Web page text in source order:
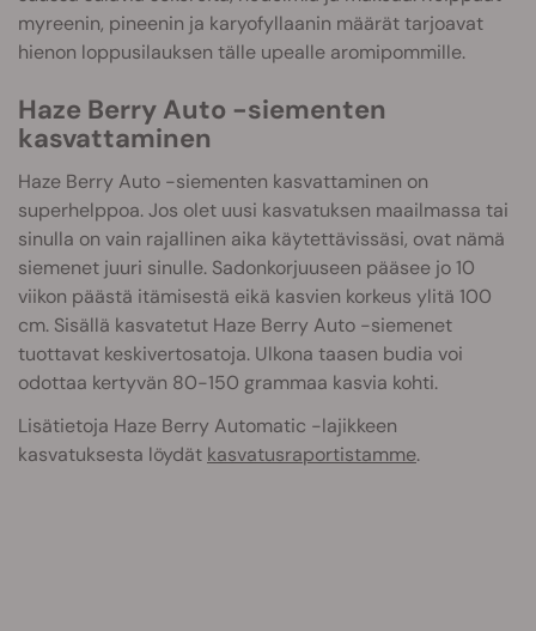
myreenin, pineenin ja karyofyllaanin määrät tarjoavat
hienon loppusilauksen tälle upealle aromipommille.
Haze Berry Auto -siementen
kasvattaminen
Haze Berry Auto -siementen kasvattaminen on
superhelppoa. Jos olet uusi kasvatuksen maailmassa tai
sinulla on vain rajallinen aika käytettävissäsi, ovat nämä
siemenet juuri sinulle. Sadonkorjuuseen pääsee jo 10
viikon päästä itämisestä eikä kasvien korkeus ylitä 100
cm. Sisällä kasvatetut Haze Berry Auto -siemenet
tuottavat keskivertosatoja. Ulkona taasen budia voi
odottaa kertyvän 80-150 grammaa kasvia kohti.
Lisätietoja Haze Berry Automatic -lajikkeen
kasvatuksesta löydät kasvatusraportistamme.